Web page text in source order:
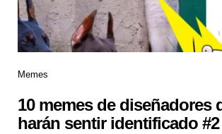
Memes
10 memes de diseñadores
harán sentir identificado #2